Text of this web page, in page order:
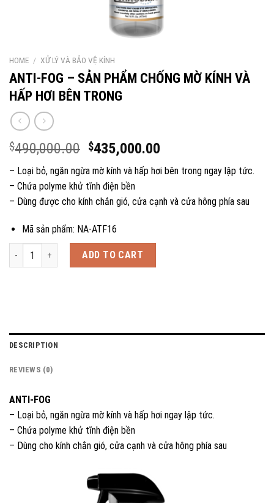
HOME / XỬ LÝ VÀ BẢO VỆ KÍNH
ANTI-FOG – SẢN PHẨM CHỐNG MỜ KÍNH VÀ
HẤP HƠI BÊN TRONG
$490,000.00 Original
price
was:
$490,000.00.
$435,000.00
price
is:
– Loại bỏ, ngăn ngừa mờ kính và hấp hơi bên trong ngay lập tức.
– Chứa polyme khử tĩnh điện bền
– Dùng được cho kính chắn gió, cửa cạnh và cửa hông phía sau
Mã sản phẩm: NA-ATF16
ANTI-FOG - SẢN PHẨM CHỐNG MỜ KÍNH VÀ HẤP HƠI BÊN TRONG
ADD TO CART
DESCRIPTION
REVIEWS (0)
ANTI-FOG
– Loại bỏ, ngăn ngừa mờ kính và hấp hơi ngay lập tức.
– Chứa polyme khử tĩnh điện bền
– Dùng cho kính chắn gió, cửa cạnh và cửa hông phía sau